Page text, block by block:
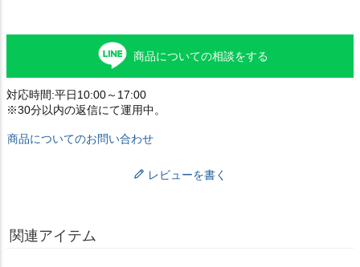
商品についての相談をする
対応時間:平日10:00～17:00
※30分以内の返信にて運用中。
商品についてのお問い合わせ
レビューを書く
関連アイテム